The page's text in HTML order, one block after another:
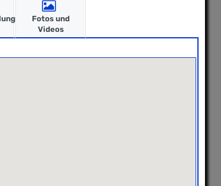
Fotos und
Videos